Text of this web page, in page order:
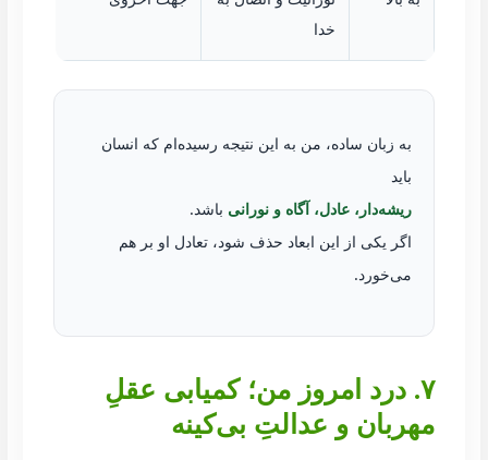
خدا
به زبان ساده، من به این نتیجه رسیده‌ام که انسان
باید
ریشه‌دار، عادل، آگاه و نورانی باشد.
اگر یکی از این ابعاد حذف شود، تعادل او بر هم
می‌خورد.
۷. درد امروز من؛ کمیابی عقلِ
مهربان و عدالتِ بی‌کینه